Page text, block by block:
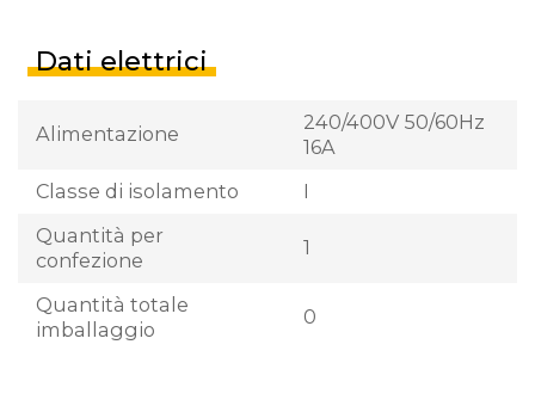
Dati elettrici
Alimentazione
240/400V 50/60Hz
16A
Classe di isolamento
I
Quantità per
confezione
1
Quantità totale
imballaggio
0